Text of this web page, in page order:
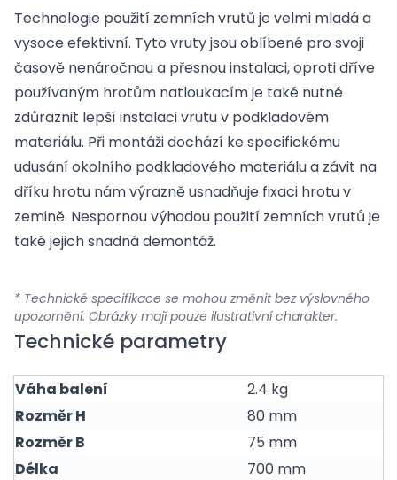
Technologie použití zemních vrutů je velmi mladá a
vysoce efektivní. Tyto vruty jsou oblíbené pro svoji
časově nenáročnou a přesnou instalaci, oproti dříve
používaným hrotům natloukacím je také nutné
zdůraznit lepší instalaci vrutu v podkladovém
materiálu. Při montáži dochází ke specifickému
udusání okolního podkladového materiálu a závit na
dříku hrotu nám výrazně usnadňuje fixaci hrotu v
zemině. Nespornou výhodou použití zemních vrutů je
také jejich snadná demontáž.
* Technické specifikace se mohou změnit bez výslovného
upozornění. Obrázky mají pouze ilustrativní charakter.
Technické parametry
Váha balení
2.4 kg
Rozměr H
80 mm
Rozměr B
75 mm
Délka
700 mm